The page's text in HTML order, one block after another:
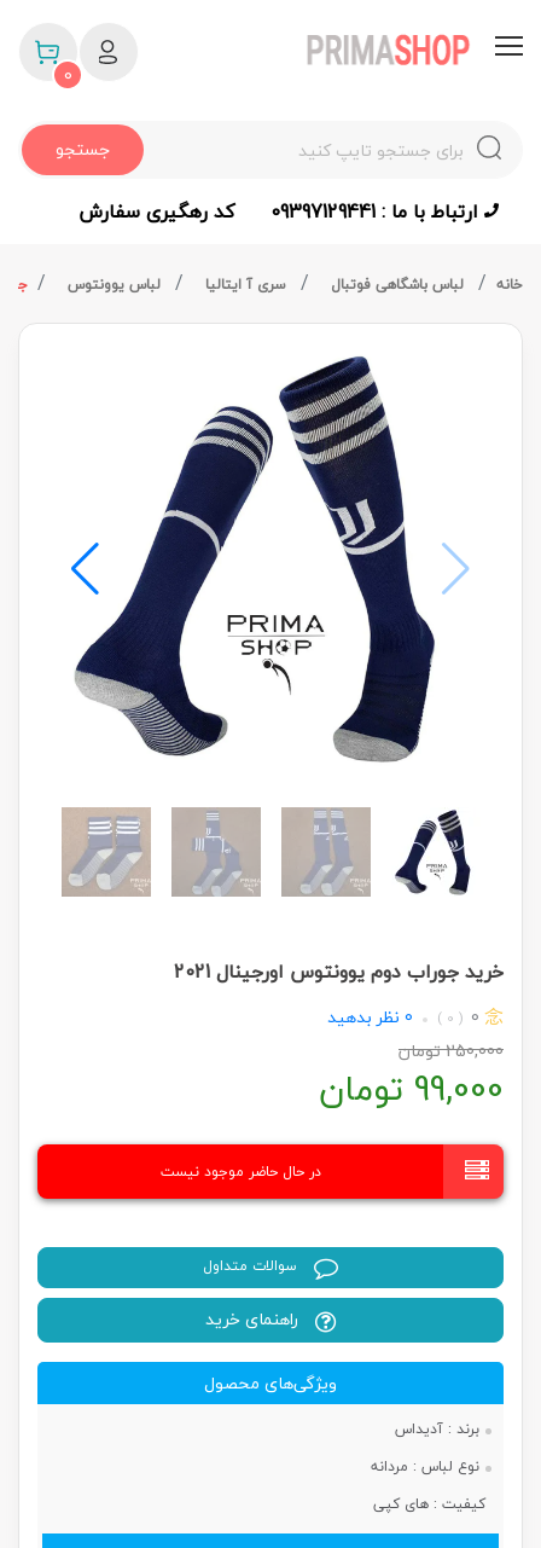
جستجو
0
ارتباط با ما : 09397129441 کد رهگیری سفارش
خانه لباس باشگاهی فوتبال سری آ ایتالیا لباس یوونتوس
خرید جوراب دوم یوونتوس اورجینال 2021
0
( 0 )
0 نظر بدهید
250,000تومان
99,000 تومان
در حال حاضر موجود نیست
سوالات متداول
راهنمای خرید
ویژگی‌های محصول
برند : آدیداس
نوع لباس : مردانه
کیفیت : های کپی